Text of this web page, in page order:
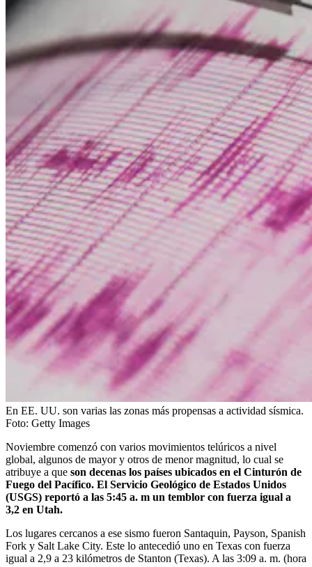
En EE. UU. son varias las zonas más propensas a actividad sísmica.
Foto: Getty Images
Noviembre comenzó con varios movimientos telúricos a nivel
global, algunos de mayor y otros de menor magnitud, lo cual se
atribuye a que son decenas los países ubicados en el Cinturón de
Fuego del Pacífico. El Servicio Geológico de Estados Unidos
(USGS) reportó a las 5:45 a. m un temblor con fuerza igual a
3,2 en Utah.
Los lugares cercanos a ese sismo fueron Santaquin, Payson, Spanish
Fork y Salt Lake City. Este lo antecedió uno en Texas con fuerza
igual a 2,9 a 23 kilómetros de Stanton (Texas). A las 3:09 a. m. (hora